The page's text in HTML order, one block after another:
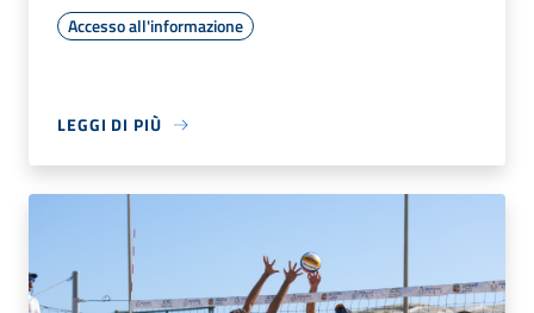
Accesso all'informazione
LEGGI DI PIÙ